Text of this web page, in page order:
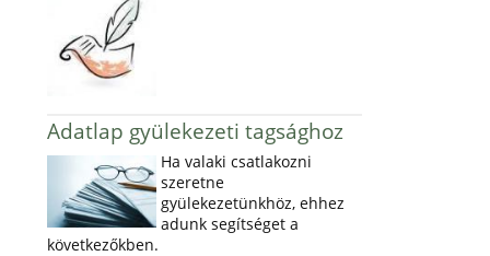
Adatlap gyülekezeti tagsághoz
Ha valaki csatlakozni
szeretne
gyülekezetünkhöz, ehhez
adunk segítséget a
következőkben.